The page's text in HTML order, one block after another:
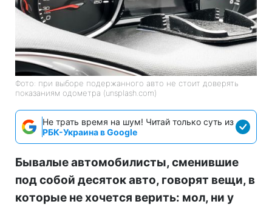
Фото: при выборе подержанного авто не стоит доверять
показаниям одометра (unsplash.com)
Не трать время на шум! Читай только суть из
РБК-Украина в Google
Бывалые автомобилисты, сменившие
под собой десяток авто, говорят вещи, в
которые не хочется верить: мол, ни у